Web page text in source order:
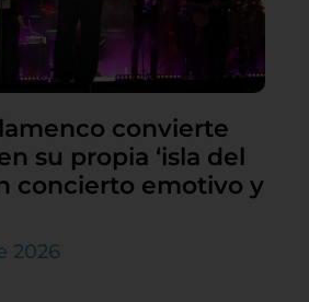
convierte
su propia ‘isla del
concierto emotivo y
2026